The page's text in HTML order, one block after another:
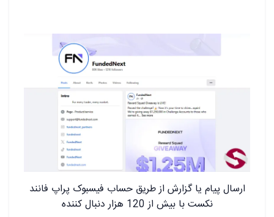
ارسال پیام یا گزارش از طریق حساب فیسبوک پراپ فانند
نکست با بیش از 120 هزار دنبال کننده